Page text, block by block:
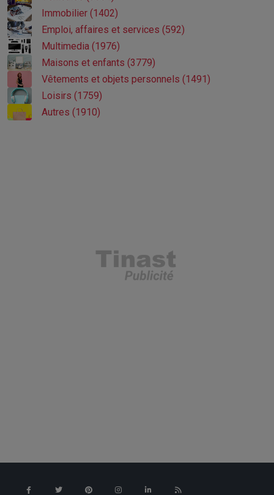
Immobilier (1402)
Emploi, affaires et services (592)
Multimedia (1976)
Maisons et enfants (3779)
Vêtements et objets personnels (1491)
Loisirs (1759)
Autres (1910)